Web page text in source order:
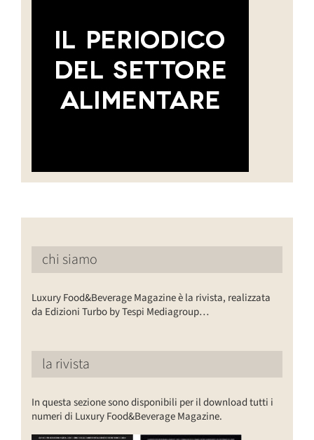
chi siamo
Luxury Food&Beverage Magazine è la rivista, realizzata
da Edizioni Turbo by Tespi Mediagroup…
la rivista
In questa sezione sono disponibili per il download tutti i
numeri di Luxury Food&Beverage Magazine.